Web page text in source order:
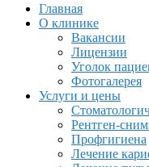
Главная
О клинике
Вакансии
Лицензии
Уголок
Фотогалерея
Услуги и цены
Рентген-
Профгигиена
Лечение